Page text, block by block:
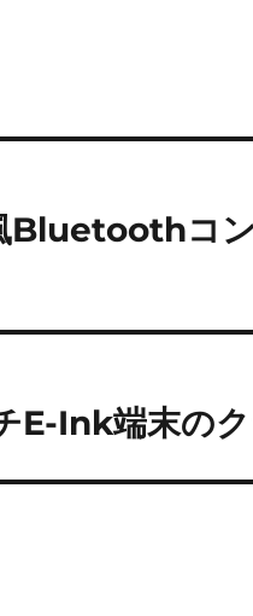
Bluetoothコ
Ink端末の